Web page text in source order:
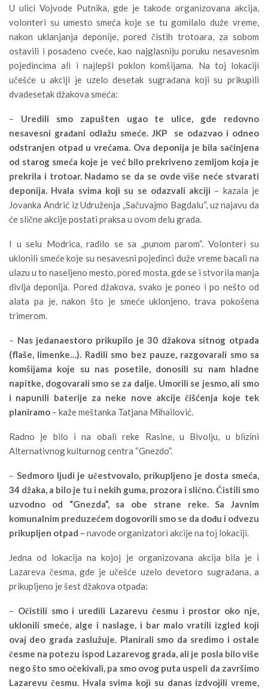
U ulici Vojvode Putnika, gde je takođe organizovana akcija,
volonteri su umesto smeća koje se tu gomilalo duže vreme,
nakon uklanjanja deponije, pored čistih trotoara, za sobom
ostavili i posađeno cveće, kao najglasniju poruku nesavesnim
pojedincima ali i najlepši poklon komšijama. Na toj lokaciji
učešće u akciji je uzelo desetak sugrađana koji su prikupili
dvadesetak džakova smeća:
– Uredili smo zapušten ugao te ulice, gde redovno
nesavesni građani odlažu smeće. JKP se odazvao i odneo
odstranjen otpad u vrećama. Ova deponija je bila sačinjena
od starog smeća koje je već bilo prekriveno zemljom koja je
prekrila i trotoar. Nadamo se da se ovde više neće stvarati
deponija. Hvala svima koji su se odazvali akciji – kazala je
Jovanka Andrić iz Udruženja „Sačuvajmo Bagdalu“, uz najavu da
će slične akcije postati praksa u ovom delu grada.
I u selu Modrica, radilo se sa „punom parom“. Volonteri su
uklonili smeće koje su nesavesni pojedinci duže vreme bacali na
ulazu u to naseljeno mesto, pored mosta, gde se i stvorila manja
divlja deponija. Pored džakova, svako je poneo i po nešto od
alata pa je, nakon što je smeće uklonjeno, trava pokošena
trimerom.
– Nas jedanaestoro prikupilo je 30 džakova sitnog otpada
(flaše, limenke…). Radili smo bez pauze, razgovarali smo sa
komšijama koje su nas posetile, donosili su nam hladne
napitke, dogovarali smo se za dalje. Umorili se jesmo, ali smo
i napunili baterije za neke nove akcije čišćenja koje tek
planiramo – kaže meštanka Tatjana Mihailović.
Radno je bilo i na obali reke Rasine, u Bivolju, u blizini
Alternativnog kulturnog centra “Gnezdo”.
– Sedmoro ljudi je učestvovalo, prikupljeno je dosta smeća,
34 džaka, a bilo je tu i nekih guma, prozora i slično. Čistili smo
uzvodno od “Gnezda”, sa obe strane reke. Sa Javnim
komunalnim preduzećem dogovorili smo se da dođu i odvezu
prikupljen otpad – navode organizatori akcije na toj lokaciji.
Jedna od lokacija na kojoj je organizovana akcija bila je i
Lazareva česma, gde je učešće uzelo devetoro sugrađana, a
prikupljeno je šest džakova otpada:
– Očistili smo i uredili Lazarevu česmu i prostor oko nje,
uklonili smeće, alge i naslage, i bar malo vratili izgled koji
ovaj deo grada zaslužuje. Planirali smo da sredimo i ostale
česme na potezu ispod Lazarevog grada, ali je posla bilo više
nego što smo očekivali, pa smo ovog puta uspeli da završimo
Lazarevu česmu. Hvala svima koji su danas izdvojili vreme,